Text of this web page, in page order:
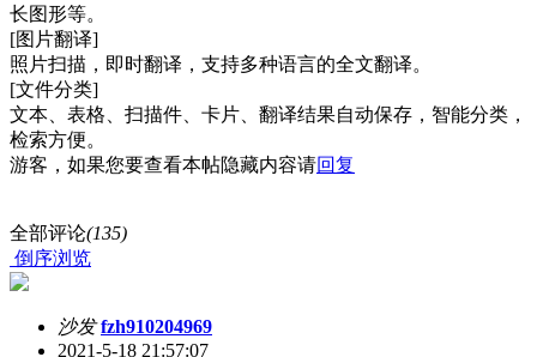
长图形等。
[图片翻译]
照片扫描，即时翻译，支持多种语言的全文翻译。
[文件分类]
文本、表格、扫描件、卡片、翻译结果自动保存，智能分类，
检索方便。
游客，如果您要查看本帖隐藏内容请回复
全部评论(135)
倒序浏览
沙发 fzh910204969
2021-5-18 21:57:07